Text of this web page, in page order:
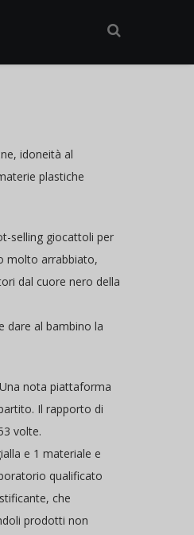
idoneità al
plastiche
selling giocattoli per
molto arrabbiato,
dal cuore nero della
dare al bambino la
nota piattaforma
Il rapporto di
volte.
e 1 materiale e
qualificato
che
prodotti non